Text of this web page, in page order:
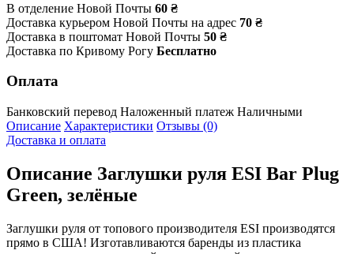
В отделение Новой Почты 60 ₴
Доставка курьером Новой Почты на адрес 70 ₴
Доставка в поштомат Новой Почты 50 ₴
Доставка по Кривому Рогу Бесплатно
Оплата
Банковский перевод Наложенный платеж Наличными
Описание Характеристики Отзывы (0)
Доставка и оплата
Описание Заглушки руля ESI Bar Plug
Green, зелёные
Заглушки руля от топового производителя ESI производятся
прямо в США! Изготавливаются баренды из пластика